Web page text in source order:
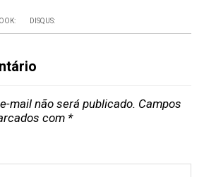
DISQUS:
mail não será publicado. Campos
com *